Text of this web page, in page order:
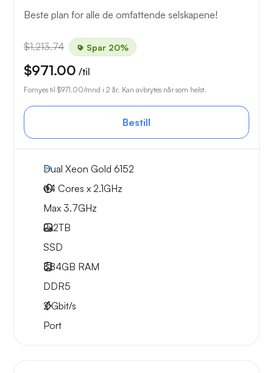
Beste plan for alle de omfattende selskapene!
$1,213.74 Spar 20%
$971.00 /til
Fornyes til $971.00/mnd i 2 år. Kan avbrytes når som helst.
Bestill
Dual Xeon Gold 6152
44 Cores x 2.1GHz
Max 3.7GHz
2x2TB
SSD
384GB RAM
DDR5
2Gbit/s
Port